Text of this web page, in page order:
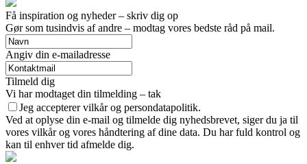
Få inspiration og nyheder – skriv dig op
Gør som tusindvis af andre – modtag vores bedste råd på mail.
Angiv din e-mailadresse
Tilmeld dig
Vi har modtaget din tilmelding – tak
Jeg accepterer vilkår og persondatapolitik.
Ved at oplyse din e-mail og tilmelde dig nyhedsbrevet, siger du ja til
vores vilkår og vores håndtering af dine data. Du har fuld kontrol og
kan til enhver tid afmelde dig.